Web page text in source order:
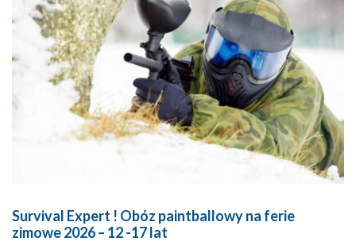
Survival Expert ! Obóz paintballowy na ferie
zimowe 2026 – 12 -17 lat